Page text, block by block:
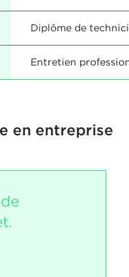
Diplôme de
Entretien
en entreprise